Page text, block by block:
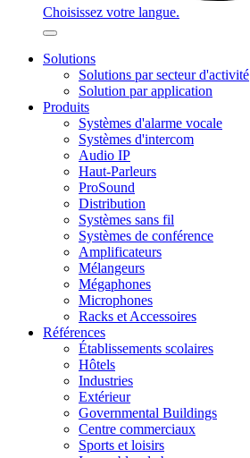
Choisissez votre langue.
Solutions
Solutions par secteur d'activité
Solution par application
Produits
Systèmes d'alarme vocale
Systèmes d'intercom
Audio IP
Haut-Parleurs
ProSound
Distribution
Systèmes sans fil
Systèmes de conférence
Amplificateurs
Mélangeurs
Mégaphones
Microphones
Racks et Accessoires
Références
Établissements scolaires
Hôtels
Industries
Extérieur
Governmental Buildings
Centre commerciaux
Sports et loisirs